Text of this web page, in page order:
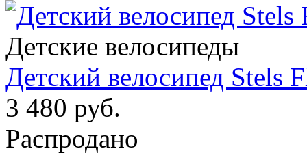
Детские велосипеды
Детский велосипед Stels
3 480 руб.
Распродано